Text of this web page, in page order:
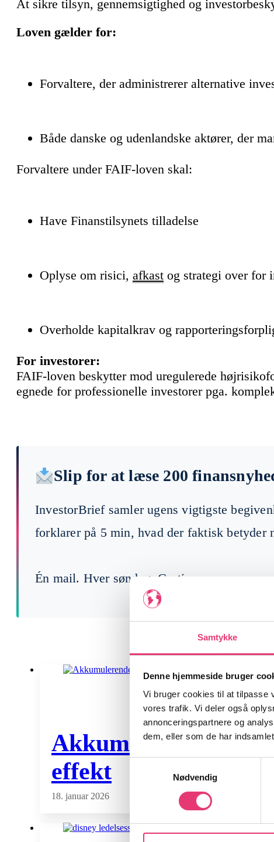
Samtykke
Denne hjemmeside bruger
Vi bruger cookies til at tilpasse
vores trafik. Vi deler også
annonceringspartnere og
dem, eller som de har
Nødvendig
At sikre tilsyn, gennemsigtighed og
Loven gælder for:
Forvaltere, der administrerer alternative
Både danske og udenlandske aktører, der
Forvaltere under FAIF-loven skal:
Have Finanstilsynets tilladelse
Oplyse om risici, afkast og strategi over for
Overholde kapitalkrav og
For investorer:
FAIF-loven beskytter mod uregulerede
egnede for professionelle investorer pga.
Slip for at læse 200
InvestorBrief samler ugens vigtigste
forklarer på 5 min, hvad der faktisk betyder
Én mail. Hver søndag. Gratis.
Akkumulerende
effekt
18. januar 2026